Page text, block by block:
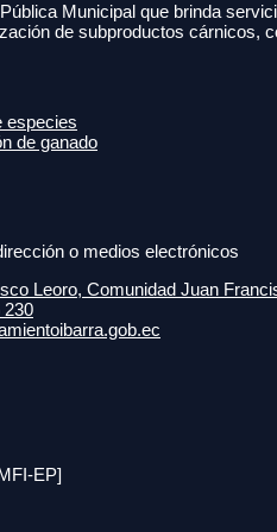
Municipal que brinda
de subproductos cárnicos,
especies
de ganado
o medios electrónicos
Leoro, Comunidad Juan
230
EP]